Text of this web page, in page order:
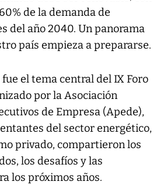
de la demanda de
del año 2040. Un panorama
país empieza a prepararse.
el tema central del IX Foro
por la Asociación
de Empresa (Apede),
del sector energético,
privado, compartieron los
los desafíos y las
los próximos años.